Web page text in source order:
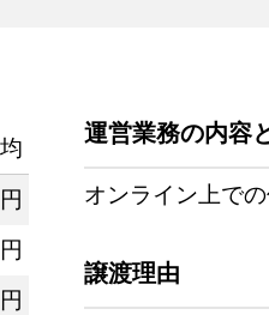
運営業務の内容
オンライン上で
譲渡理由